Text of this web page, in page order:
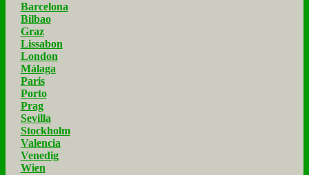
Barcelona
Bilbao
Graz
Lissabon
London
Málaga
Paris
Porto
Prag
Sevilla
Stockholm
Valencia
Venedig
Wien